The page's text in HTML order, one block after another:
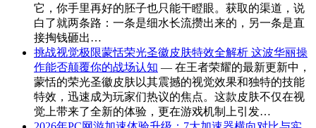
它，你手里再好的胚子也只能干瞪眼。获取的渠道，说
白了就两条路：一条是细水长流攒出来的，另一条是直
接掏钱砸出…
挑战视觉极限蒙恬荣光圣徽皮肤特效全解析 这波华丽操
作能否颠覆你的战场认知 — 在王者荣耀的最新更新中，
蒙恬的荣光圣徽皮肤以其震撼的视觉效果和独特的技能
特效，迅速成为玩家们热议的焦点。这款皮肤不仅在视
觉上带来了全新的体验，更在游戏机制上引发…